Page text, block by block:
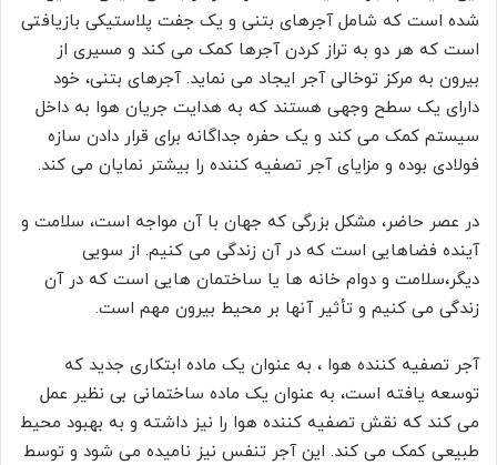
شده است که شامل آجرهای بتنی و یک جفت پلاستیکی بازیافتی
است که هر دو به تراز کردن آجرها کمک می کند و مسیری از
بیرون به مرکز توخالی آجر ایجاد می نماید. آجرهای بتنی، خود
دارای یک سطح وجهی هستند که به هدایت جریان هوا به داخل
سیستم کمک می کند و یک حفره جداگانه برای قرار دادن سازه
فولادی بوده و مزایای آجر تصفیه کننده را بیشتر نمایان می کند.
در عصر حاضر، مشکل بزرگی که جهان با آن مواجه است، سلامت و
آینده فضاهایی است که در آن زندگی می کنیم. از سویی
دیگر،سلامت و دوام خانه ها یا ساختمان هایی است که در آن
زندگی می کنیم و تأثیر آنها بر محیط بیرون مهم است.
آجر تصفیه کننده هوا ، به عنوان یک ماده ابتکاری جدید که
توسعه یافته است، به عنوان یک ماده ساختمانی بی نظیر عمل
می کند که نقش تصفیه کننده هوا را نیز داشته و به بهبود محیط
طبیعی کمک می کند. این آجر تنفس نیز نامیده می شود و توسط